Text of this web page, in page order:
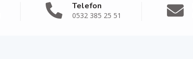
Telefon
0532 385 25 51